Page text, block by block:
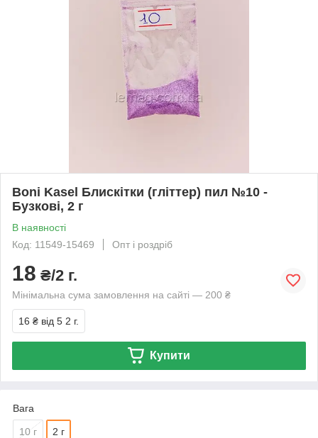
Boni Kasel Блискітки (гліттер) пил №10 -
Бузкові, 2 г
В наявності
Код: 11549-15469
Опт і роздріб
18 ₴/2 г.
Мінімальна сума замовлення на сайті — 200 ₴
16 ₴ від 5 2 г.
Купити
Вага
10 г 2 г